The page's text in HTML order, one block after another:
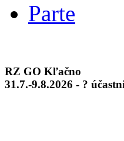
Parte
RZ GO Kľačno
31.7.-9.8.2026 - ?